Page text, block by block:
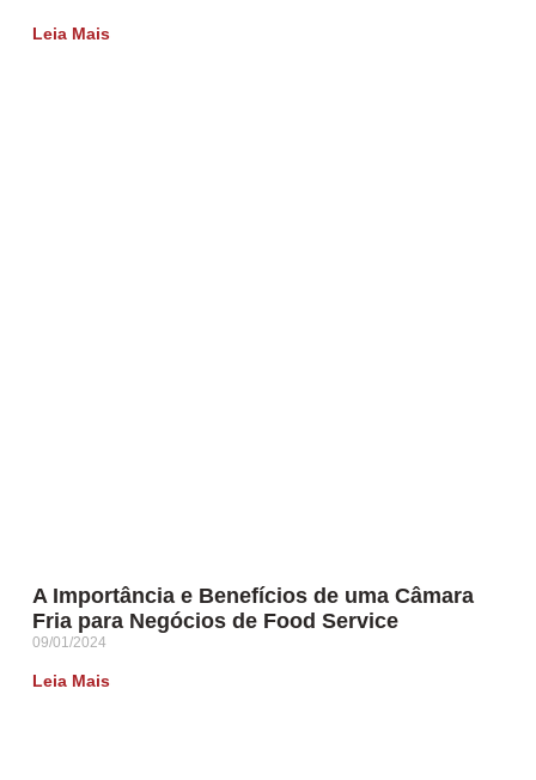
Leia Mais
A Importância e Benefícios de uma Câmara
Fria para Negócios de Food Service
09/01/2024
Leia Mais